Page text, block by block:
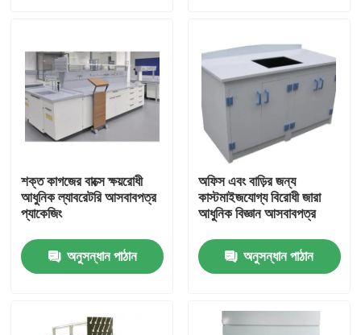
আমাদের সম্পর্কে
পরিচিতি
আধুনিক ল্যাবরেটরি আসবাবপত্র
স্কুল ল্যাবরেটরি আসবাবপত্র
ল্যাবরেটরি আইল্যান্ড বেঞ্চ
শক্ত কাগজের বাক্সে ক্ষয়রোধী
আধুনিক ল্যাবরেটরি আসবাবপত্র
প্যাকেজিং
অনুসন্ধান পাঠান
অফিস এবং বাড়ির জন্য
কাস্টমাইজযোগ্য বিরোধী জারা
আধুনিক বিজ্ঞান আসবাবপত্র
অনুসন্ধান পাঠান